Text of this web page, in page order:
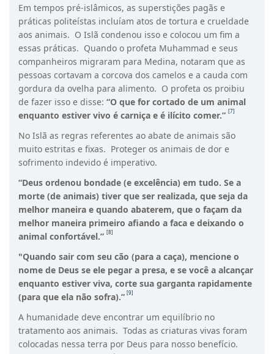
Em tempos pré-islâmicos, as superstições pagãs e
práticas politeístas incluíam atos de tortura e crueldade
aos animais. O Islã condenou isso e colocou um fim a
essas práticas. Quando o profeta Muhammad e seus
companheiros migraram para Medina, notaram que as
pessoas cortavam a corcova dos camelos e a cauda com
gordura da ovelha para alimento. O profeta os proibiu
de fazer isso e disse: “O que for cortado de um animal
enquanto estiver vivo é carniça e é ilícito comer.” [7]
No Islã as regras referentes ao abate de animais são
muito estritas e fixas. Proteger os animais de dor e
sofrimento indevido é imperativo.
“Deus ordenou bondade (e excelência) em tudo. Se a
morte (de animais) tiver que ser realizada, que seja da
melhor maneira e quando abaterem, que o façam da
melhor maneira primeiro afiando a faca e deixando o
animal confortável.” [8]
"Quando sair com seu cão (para a caça), mencione o
nome de Deus se ele pegar a presa, e se você a alcançar
enquanto estiver viva, corte sua garganta rapidamente
(para que ela não sofra).” [9]
A humanidade deve encontrar um equilíbrio no
tratamento aos animais. Todas as criaturas vivas foram
colocadas nessa terra por Deus para nosso benefício.